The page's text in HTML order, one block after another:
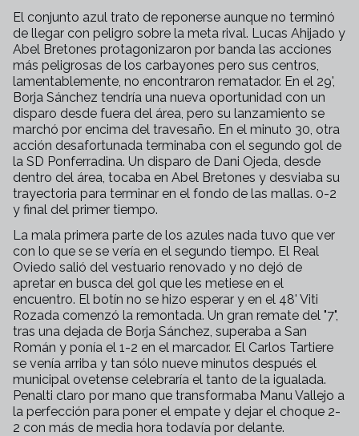
El conjunto azul trato de reponerse aunque no terminó
de llegar con peligro sobre la meta rival. Lucas Ahijado y
Abel Bretones protagonizaron por banda las acciones
más peligrosas de los carbayones pero sus centros,
lamentablemente, no encontraron rematador. En el 29',
Borja Sánchez tendría una nueva oportunidad con un
disparo desde fuera del área, pero su lanzamiento se
marchó por encima del travesaño. En el minuto 30, otra
acción desafortunada terminaba con el segundo gol de
la SD Ponferradina. Un disparo de Dani Ojeda, desde
dentro del área, tocaba en Abel Bretones y desviaba su
trayectoria para terminar en el fondo de las mallas. 0-2
y final del primer tiempo.
La mala primera parte de los azules nada tuvo que ver
con lo que se se vería en el segundo tiempo. El Real
Oviedo salió del vestuario renovado y no dejó de
apretar en busca del gol que les metiese en el
encuentro. El botín no se hizo esperar y en el 48' Viti
Rozada comenzó la remontada. Un gran remate del "7",
tras una dejada de Borja Sánchez, superaba a San
Román y ponía el 1-2 en el marcador. El Carlos Tartiere
se venía arriba y tan sólo nueve minutos después el
municipal ovetense celebraría el tanto de la igualada.
Penalti claro por mano que transformaba Manu Vallejo a
la perfección para poner el empate y dejar el choque 2-
2 con más de media hora todavía por delante.